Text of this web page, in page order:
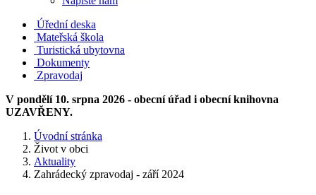
Úřední deska
Mateřská škola
Turistická ubytovna
Dokumenty
Zpravodaj
V pondělí 10. srpna 2026 - obecní úřad i obecní knihovna
UZAVŘENY.
Úvodní stránka
Život v obci
Aktuality
Zahrádecký zpravodaj - září 2024